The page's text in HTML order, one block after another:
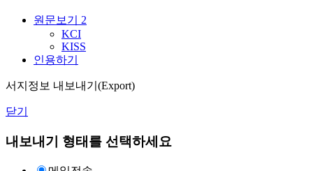
원문보기 2
KCI
KISS
인용하기
서지정보 내보내기(Export)
닫기
내보내기 형태를 선택하세요